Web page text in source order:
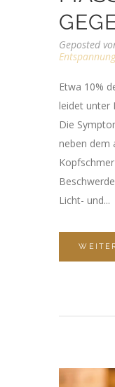
Geposted
Entspannung
Etwa 10%
leidet unter
Die
neben dem
Licht- und...